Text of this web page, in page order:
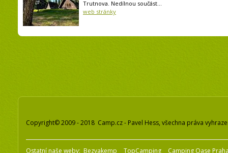
Trutnova. Nedílnou součást...
web stránky
Copyright© 2009 - 2018 Camp.cz - Pavel Hess, všechna práva
Ostatní naše weby: Bezvakemp TopCamping Camping Oase